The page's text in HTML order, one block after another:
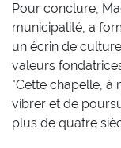
Pour conclure,
municipalité, a
un écrin de
valeurs
"Cette chapelle, à
vibrer et de
plus de quatre